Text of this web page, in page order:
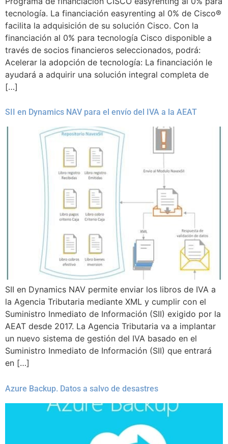
tecnología. La financiación easyrenting al 0% de Cisco®
facilita la adquisición de su solución Cisco. Con la
financiación al 0% para tecnología Cisco disponible a
través de socios financieros seleccionados, podrá:
Acelerar la adopción de tecnología: La financiación le
ayudará a adquirir una solución integral completa de
[…]
SII en Dynamics NAV para el envío del IVA a la AEAT
SII en Dynamics NAV permite enviar los libros de IVA a
la Agencia Tributaria mediante XML y cumplir con el
Suministro Inmediato de Información (SII) exigido por la
AEAT desde 2017. La Agencia Tributaria va a implantar
un nuevo sistema de gestión del IVA basado en el
Suministro Inmediato de Información (SII) que entrará
en […]
Azure Backup. Datos a salvo de desastres